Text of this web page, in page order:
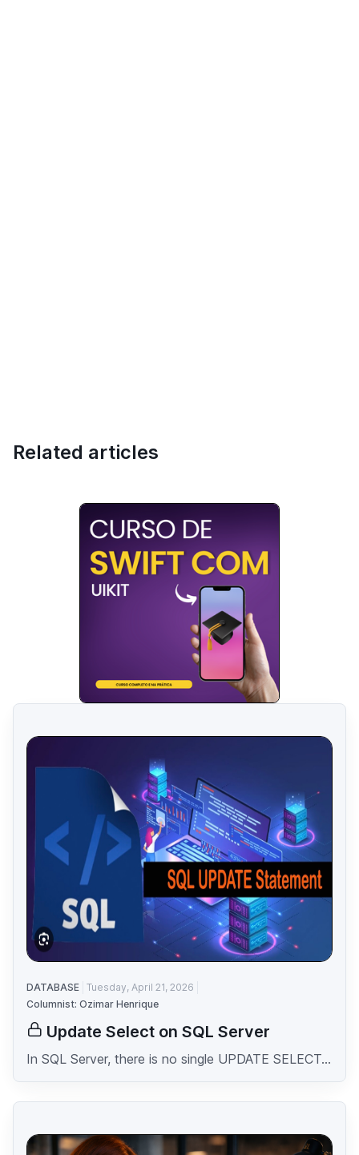
Related articles
DATABASE Tuesday, April 21, 2026
Columnist: Ozimar Henrique
Update Select on SQL Server
In SQL Server, there is no single UPDATE SELECT...